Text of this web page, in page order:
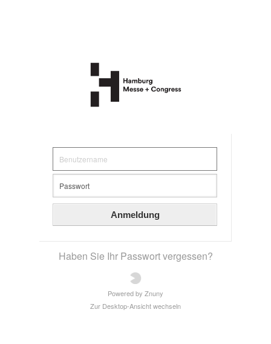
Anmeldung
Haben Sie Ihr Passwort vergessen?
Powered by Znuny
Zur Desktop-Ansicht wechseln